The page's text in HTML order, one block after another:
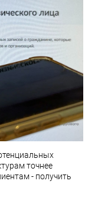
точнее
- получить